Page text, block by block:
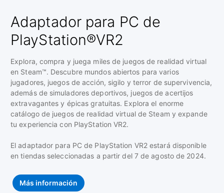
Adaptador para PC de
PlayStation®VR2
Explora, compra y juega miles de juegos de realidad virtual
en Steam™. Descubre mundos abiertos para varios
jugadores, juegos de acción, sigilo y terror de supervivencia,
además de simuladores deportivos, juegos de acertijos
extravagantes y épicas gratuitas. Explora el enorme
catálogo de juegos de realidad virtual de Steam y expande
tu experiencia con PlayStation VR2.
El adaptador para PC de PlayStation VR2 estará disponible
en tiendas seleccionadas a partir del 7 de agosto de 2024.
Más información